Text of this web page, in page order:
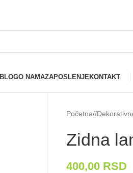
BLOGO NAMAZAPOSLENJEKONTAKT
Početna/
Zidna
400,00 RSD